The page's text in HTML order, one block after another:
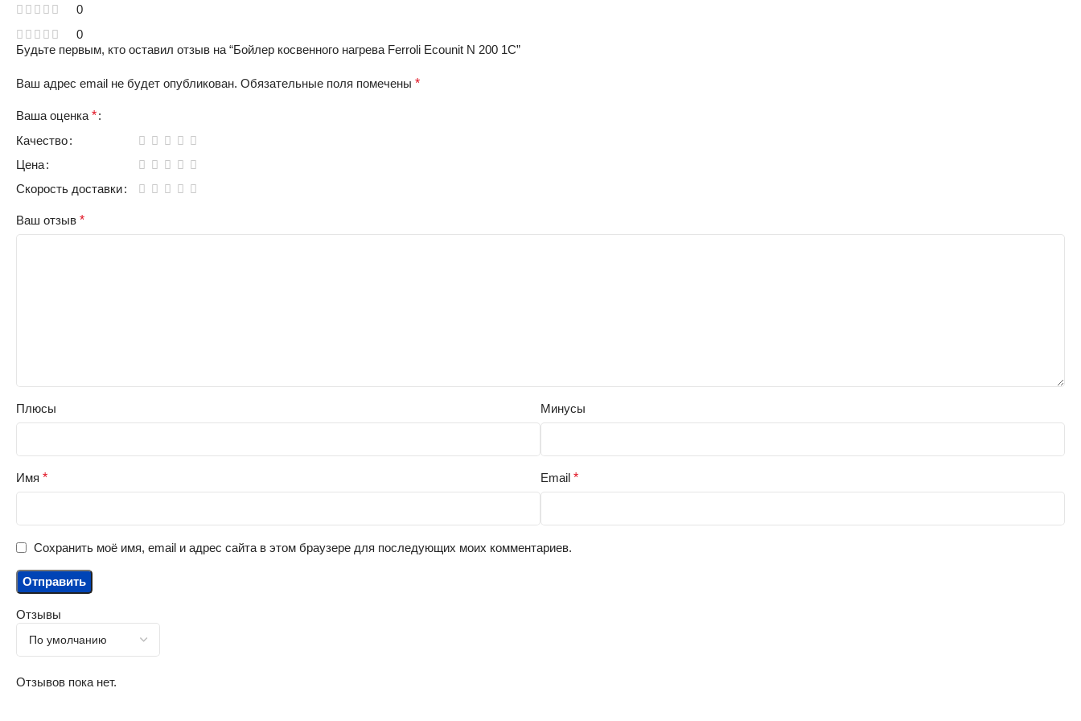
0
0
Отзывы
Отзывов пока нет.
Будьте первым, кто оставил отзыв на “Бойлер косвенного нагрева Ferroli Ecounit N 200 1C”
Ваш адрес email не будет опубликован. Обязательные поля помечены *
Ваша оценка *
Качество
Цена
Скорость доставки
Ваш отзыв *
Плюсы Минусы
Имя * Email *
Сохранить моё имя, email и адрес сайта в этом браузере для последующих моих комментариев.